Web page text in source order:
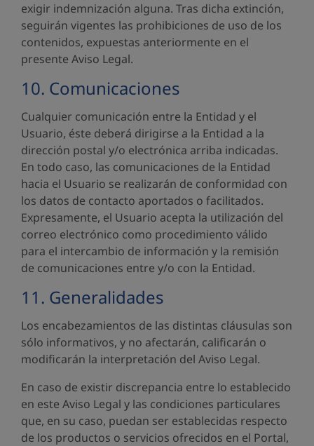
exigir indemnización alguna. Tras dicha extinción,
seguirán vigentes las prohibiciones de uso de los
contenidos, expuestas anteriormente en el
presente Aviso Legal.
10. Comunicaciones
Cualquier comunicación entre la Entidad y el
Usuario, éste deberá dirigirse a la Entidad a la
dirección postal y/o electrónica arriba indicadas.
En todo caso, las comunicaciones de la Entidad
hacia el Usuario se realizarán de conformidad con
los datos de contacto aportados o facilitados.
Expresamente, el Usuario acepta la utilización del
correo electrónico como procedimiento válido
para el intercambio de información y la remisión
de comunicaciones entre y/o con la Entidad.
11. Generalidades
Los encabezamientos de las distintas cláusulas son
sólo informativos, y no afectarán, calificarán o
modificarán la interpretación del Aviso Legal.
En caso de existir discrepancia entre lo establecido
en este Aviso Legal y las condiciones particulares
que, en su caso, puedan ser establecidas respecto
de los productos o servicios ofrecidos en el Portal,